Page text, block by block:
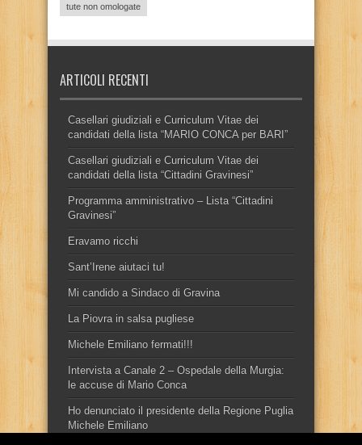
tute non omologate
ARTICOLI RECENTI
Casellari giudiziali e Curriculum Vitae dei
candidati della lista “MARIO CONCA per BARI”
Casellari giudiziali e Curriculum Vitae dei
candidati della lista “Cittadini Gravinesi”
Programma amministrativo – Lista “Cittadini
Gravinesi”
Eravamo ricchi
Sant’Irene aiutaci tu!
Mi candido a Sindaco di Gravina
La Piovra in salsa pugliese
Michele Emiliano fermati!!!
Intervista a Canale 2 – Ospedale della Murgia:
le accuse di Mario Conca
Ho denunciato il presidente della Regione Puglia
Michele Emiliano